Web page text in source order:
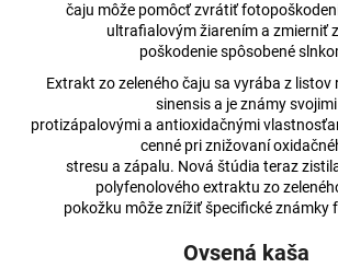
čaju môže pomôcť zvrátiť
ultrafialovým žiarením a zmierniť
poškodenie spôsobené
Extrakt zo zeleného čaju sa vyrába z listov
sinensis a je známy svojimi
protizápalovými a antioxidačnými
cenné pri znižovaní
stresu a zápalu. Nová štúdia teraz
polyfenolového extraktu zo
pokožku môže znížiť špecifické
Ovsená kaša